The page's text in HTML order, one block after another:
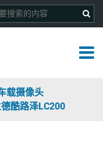
载摄像头
酷路泽LC200